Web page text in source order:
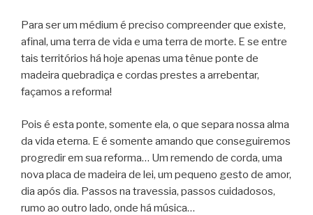
Para ser um médium é preciso compreender que existe,
afinal, uma terra de vida e uma terra de morte. E se entre
tais territórios há hoje apenas uma tênue ponte de
madeira quebradiça e cordas prestes a arrebentar,
façamos a reforma!
Pois é esta ponte, somente ela, o que separa nossa alma
da vida eterna. E é somente amando que conseguiremos
progredir em sua reforma… Um remendo de corda, uma
nova placa de madeira de lei, um pequeno gesto de amor,
dia após dia. Passos na travessia, passos cuidadosos,
rumo ao outro lado, onde há música…